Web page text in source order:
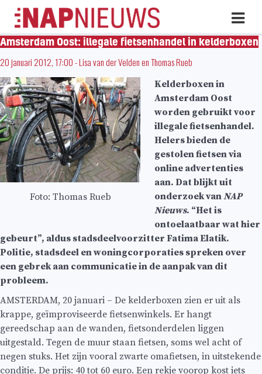
Skip
naar
inhoud
Amsterdam Oost: illegale fietsenhandel in kelderboxen
20 januari 2012, 17:00-Lisa van der VeldenenThomas Rueb
Foto: Thomas Rueb
Kelderboxen in
Amsterdam Oost
worden gebruikt voor
illegale fietsenhandel.
Helers bieden de
gestolen fietsen via
online advertenties
aan. Dat blijkt uit
onderzoek vanNAP
Nieuws. “Het is
ontoelaatbaar wat hier
gebeurt”, aldus stadsdeelvoorzitter Fatima Elatik.
Politie, stadsdeel en woningcorporaties spreken over
een gebrek aan communicatie in de aanpak van dit
probleem.
AMSTERDAM, 20 januari – De kelderboxen zien er uit als
krappe, geïmproviseerde fietsenwinkels. Er hangt
gereedschap aan de wanden, fietsonderdelen liggen
uitgestald. Tegen de muur staan fietsen, soms wel acht of
negen stuks. Het zijn vooral zwarte omafietsen, in uitstekende
conditie. De prijs: 40 tot 60 euro. Een rekje voorop kost iets